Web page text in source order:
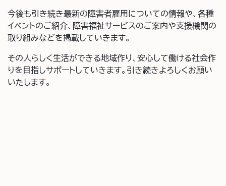
今後も引き続き最新の障害者雇用についての情報や、各種
イベントのご紹介、障害福祉サービスのご案内や支援機関の
取り組みなどを掲載していきます。
その人らしく生活ができる地域作り、安心して働ける社会作
りを目指しサポートしていきます。引き続きよろしくお願い
いたします。